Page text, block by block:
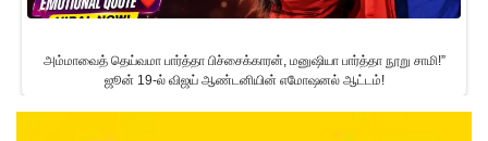
அம்மாவைத் தெய்வமா பார்த்தா பிச்சைக்காரன், மனுஷியா பார்த்தா நூறு சாமி!”
ஜூன் 19-ல் விஜய் ஆண்டனியின் எமோஷனல் ஆட்டம்!